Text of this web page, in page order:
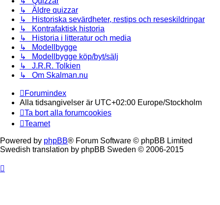
↳ Äldre quizzar
↳ Historiska sevärdheter, restips och reseskildringar
↳ Kontrafaktisk historia
↳ Historia i litteratur och media
↳ Modellbygge
↳ Modellbygge köp/byt/sälj
↳ J.R.R. Tolkien
↳ Om Skalman.nu
Forumindex
Alla tidsangivelser är UTC+02:00 Europe/Stockholm
Ta bort alla forumcookies
Teamet
Powered by phpBB® Forum Software © phpBB Limited
Swedish translation by phpBB Sweden © 2006-2015